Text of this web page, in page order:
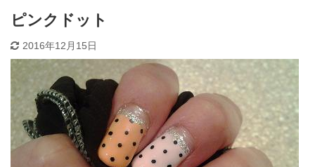
ピンクドット
2016年12月15日